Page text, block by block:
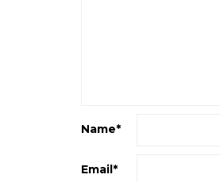
Name*
Email*